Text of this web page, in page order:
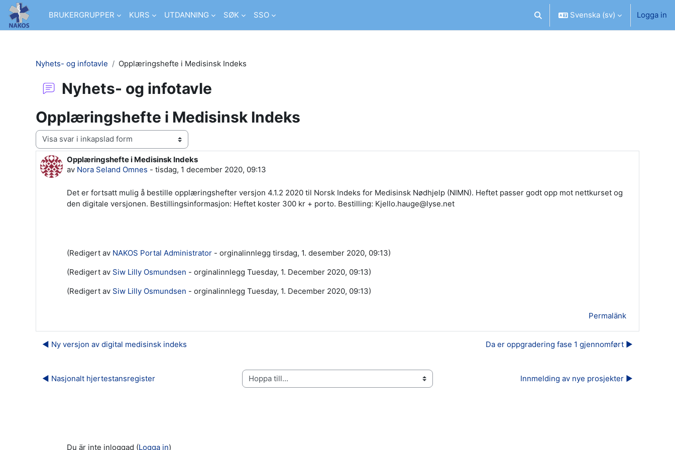
Gå direkt till huvudinnehåll
BRUKERGRUPPER
KURS UTDANNING SØK SSO Växla sökinmatning
Svenska ‎(sv)‎ Logga in
Nyhets- og infotavle Opplæringshefte i Medisinsk Indeks
Nyhets- og infotavle
Opplæringshefte i Medisinsk Indeks
Visningsläge
Opplæringshefte i Medisinsk Indeks
av Nora Seland Omnes - tisdag, 1 december 2020, 09:13
Antal svar: 0
Det er fortsatt mulig å bestille opplæringshefter versjon 4.1.2 2020 til Norsk Indeks for Medisinsk Nødhjelp (NIMN). Heftet passer godt opp mot nettkurset og
den digitale versjonen. Bestillingsinformasjon: Heftet koster 300 kr + porto. Bestilling: Kjello.hauge@lyse.net
(Redigert av NAKOS Portal Administrator - orginalinnlegg tirsdag, 1. desember 2020, 09:13)
(Redigert av Siw Lilly Osmundsen - orginalinnlegg Tuesday, 1. December 2020, 09:13)
(Redigert av Siw Lilly Osmundsen - orginalinnlegg Tuesday, 1. December 2020, 09:13)
Permalänk
◀︎ Ny versjon av digital medisinsk indeks Da er oppgradering fase 1 gjennomført ▶︎
◀︎ Nasjonalt hjertestansregister Hoppa till... Innmelding av nye prosjekter ▶︎
Du är inte inloggad (Logga in)